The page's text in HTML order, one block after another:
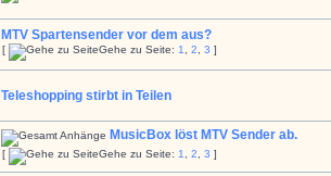
MTV Spartensender vor dem aus?
[ Gehe zu Seite: 1 2 3 ]
Teleshopping stirbt in Teilen
MusicBox löst MTV Sender ab.
[ Gehe zu Seite: 1 2 3 ]